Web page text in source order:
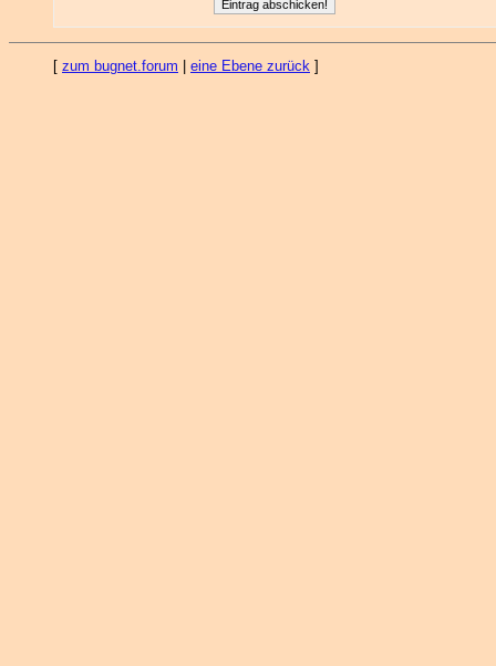
[ zum bugnet.forum eine Ebene zurück ]